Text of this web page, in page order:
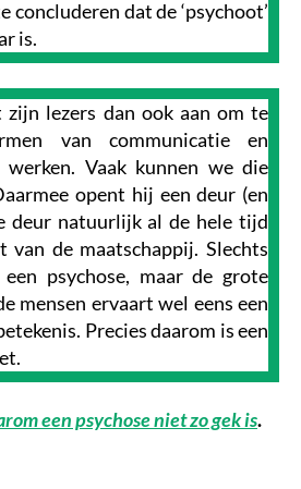
concluderen dat de ‘psychoot’
is.
zijn lezers dan ook aan om te
van communicatie en
Vaak kunnen we die
opent hij een deur (en
deur natuurlijk al de hele tijd
van de maatschappij. Slechts
psychose, maar de grote
mensen ervaart wel eens een
Precies daarom is een
een psychose niet zo gek is.